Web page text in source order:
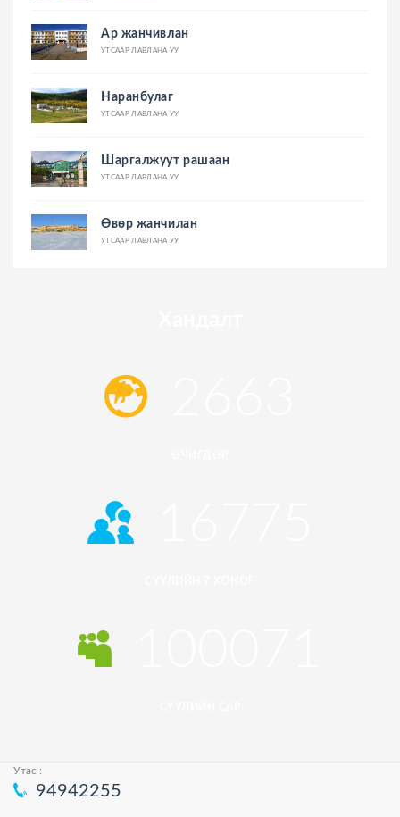
Ар жанчивлан
УТСААР ЛАВЛАНА УУ
Наранбулаг
УТСААР ЛАВЛАНА УУ
Шаргалжуут рашаан
УТСААР ЛАВЛАНА УУ
Өвөр жанчилан
УТСААР ЛАВЛАНА УУ
Утас :
94942255